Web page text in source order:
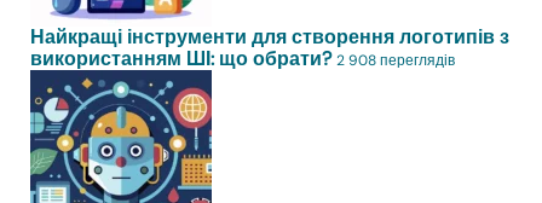
Найкращі інструменти для створення логотипів з
використанням ШІ: що обрати? 2 908 переглядів